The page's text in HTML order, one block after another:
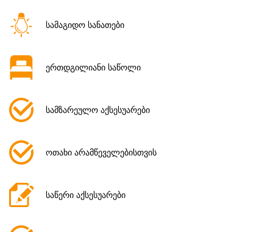
სამაგიდო სანათები
ერთდგილიანი საწოლი
სამზარეულო აქსესუარები
ოთახი არამწეველებისთვის
საწერი აქსესუარები